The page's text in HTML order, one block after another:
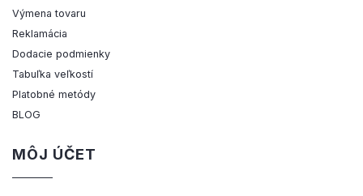
Výmena tovaru
Reklamácia
Dodacie podmienky
Tabuľka veľkostí
Platobné metódy
BLOG
MÔJ ÚČET